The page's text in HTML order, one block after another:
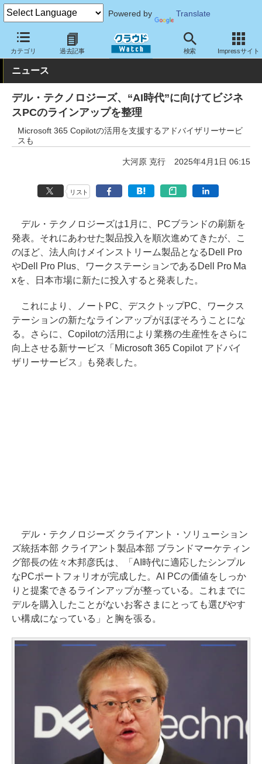
Powered by Translate
カテゴリ 過去記事 検索 Impressサイト
クラウド Watch ハード・インフラ ハードウェア PC
ニュース
デル・テクノロジーズ、“AI時代”に向けてビジネ
スPCのラインアップを整理
Microsoft 365 Copilotの活用を支援するアドバイザリーサービ
スも
大河原 克行 2025年4月1日 06:15
リスト
デル・テクノロジーズは1月に、PCブランドの刷新を
発表。それにあわせた製品投入を順次進めてきたが、こ
のほど、法人向けメインストリーム製品となるDell Pro
やDell Pro Plus、ワークステーションであるDell Pro Ma
xを、日本市場に新たに投入すると発表した。
これにより、ノートPC、デスクトップPC、ワークス
テーションの新たなラインアップがほぼそろうことにな
る。さらに、Copilotの活用により業務の生産性をさらに
向上させる新サービス「Microsoft 365 Copilot アドバイ
ザリーサービス」も発表した。
デル・テクノロジーズ クライアント・ソリューション
ズ統括本部 クライアント製品本部 ブランドマーケティン
グ部長の佐々木邦彦氏は、「AI時代に適応したシンプル
なPCポートフォリオが完成した。AI PCの価値をしっか
りと提案できるラインアップが整っている。これまでに
デルを購入したことがないお客さまにとっても選びやす
い構成になっている」と胸を張る。